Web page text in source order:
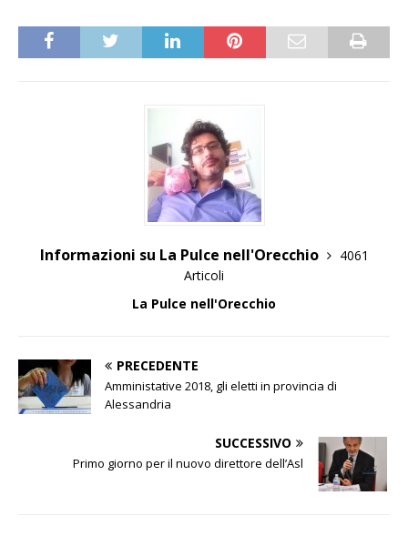
Informazioni su La Pulce nell'Orecchio
4061
Articoli
La Pulce nell'Orecchio
PRECEDENTE
Amministative 2018, gli eletti in provincia di
Alessandria
SUCCESSIVO
Primo giorno per il nuovo direttore dell’Asl